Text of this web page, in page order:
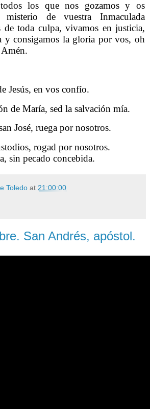
los que nos gozamos y os
de vuestra Inmaculada
de toda culpa, vivamos en justicia,
y consigamos la gloria por vos, oh
Jesús, en vos confío.
de María, sed la salvación mía.
José, ruega por nosotros.
rogad por nosotros.
sin pecado concebida.
Toledo at 21:00:00
San Andrés, apóstol.